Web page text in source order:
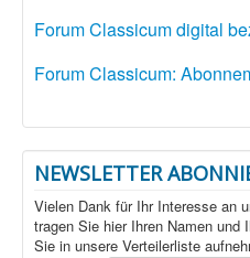
Forum Classicum digital
Forum Classicum:
NEWSLETTER
Vielen Dank für Ihr Interesse an
tragen Sie hier Ihren Namen
Sie in unsere Verteilerliste